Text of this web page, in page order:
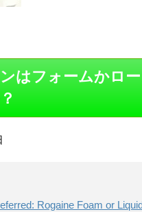
はフォームかロ
Rogaine Foam or